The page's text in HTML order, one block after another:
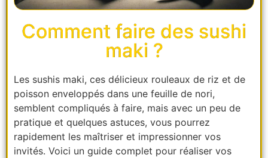
Comment faire des sushi
maki ?
Les sushis maki, ces délicieux rouleaux de riz et de
poisson enveloppés dans une feuille de nori,
semblent compliqués à faire, mais avec un peu de
pratique et quelques astuces, vous pourrez
rapidement les maîtriser et impressionner vos
invités. Voici un guide complet pour réaliser vos